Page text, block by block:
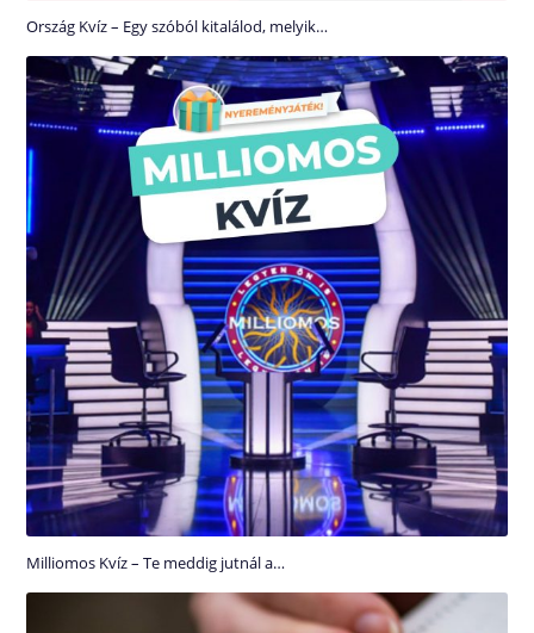
Ország Kvíz – Egy szóból kitalálod, melyik…
Milliomos Kvíz – Te meddig jutnál a…